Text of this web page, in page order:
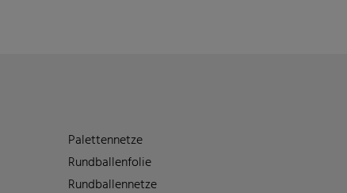
Palettennetze
Rundballenfolie
Rundballennetze